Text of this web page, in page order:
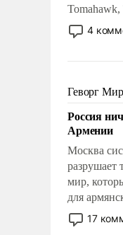
США
лет. Даже
означает
перед
4
Геворг
Россия
Армении
Москва
разрушает
мир,
для
Мир, где политические
прожекты
17